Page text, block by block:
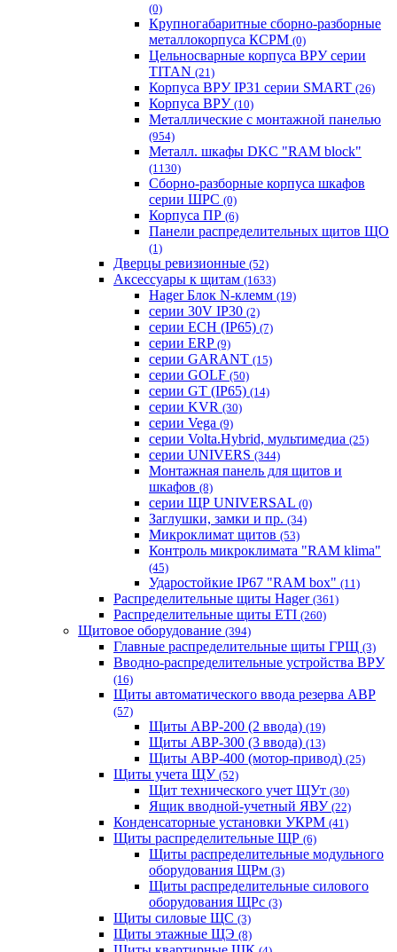
(0)
Крупногабаритные сборно-разборные
металлокорпуса КСРМ (0)
Цельносварные корпуса ВРУ серии
TITAN (21)
Корпуса ВРУ IP31 серии SMART (26)
Корпуса ВРУ (10)
Металлические с монтажной панелью
(954)
Металл. шкафы DKC "RAM block"
(1130)
Сборно-разборные корпуса шкафов
серии ШРС (0)
Корпуса ПР (6)
Панели распределительных щитов ЩО
(1)
Дверцы ревизионные (52)
Аксессуары к щитам (1633)
Hager Блок N-клемм (19)
серии 30V IP30 (2)
серии ECH (IP65) (7)
серии ERP (9)
серии GARANT (15)
серии GOLF (50)
серии GT (IP65) (14)
серии KVR (30)
серии Vega (9)
серии Volta.Hybrid, мультимедиа (25)
серии UNIVERS (344)
Монтажная панель для щитов и
шкафов (8)
серии ЩР UNIVERSAL (0)
Заглушки, замки и пр. (34)
Микроклимат щитов (53)
Контроль микроклимата "RAM klima"
(45)
Ударостойкие IP67 "RAM box" (11)
Распределительные щиты Hager (361)
Распределительные щиты ETI (260)
Щитовое оборудование (394)
Главные распределительные щиты ГРЩ (3)
Вводно-распределительные устройства ВРУ
(16)
Щиты автоматического ввода резерва АВР
(57)
Щиты АВР-200 (2 ввода) (19)
Щиты АВР-300 (3 ввода) (13)
Щиты АВР-400 (мотор-привод) (25)
Щиты учета ЩУ (52)
Щит технического учет ЩУт (30)
Ящик вводной-учетный ЯВУ (22)
Конденсаторные установки УКРМ (41)
Щиты распределительные ЩР (6)
Щиты распределительные модульного
оборудования ЩРм (3)
Щиты распределительные силового
оборудования ЩРс (3)
Щиты силовые ЩС (3)
Щиты этажные ЩЭ (8)